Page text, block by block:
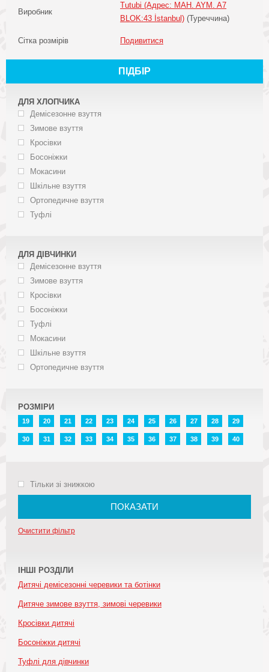
Виробник
Tutubi (Адрес: MAH. AYM. A7
BLOK:43 İstanbul) (Туреччина)
Сітка розмірів Подивитися
ПІДБІР
ДЛЯ ХЛОПЧИКА
Демісезонне взуття
Зимове взуття
Кросівки
Босоніжки
Мокасини
Шкільне взуття
Ортопедичне взуття
Туфлі
ДЛЯ ДІВЧИНКИ
Демісезонне взуття
Зимове взуття
Кросівки
Босоніжки
Туфлі
Мокасини
Шкільне взуття
Ортопедичне взуття
РОЗМІРИ
19 20 21 22 23 24 25 26 27 28 29
30 31 32 33 34 35 36 37 38 39 40
Тільки зі знижкою
ПОКАЗАТИ
Очистити фільтр
ІНШІ РОЗДІЛИ
Дитячі демісезонні черевики та ботінки
Дитяче зимове взуття, зимові черевики
Кросівки дитячі
Босоніжки дитячі
Туфлі для дівчинки